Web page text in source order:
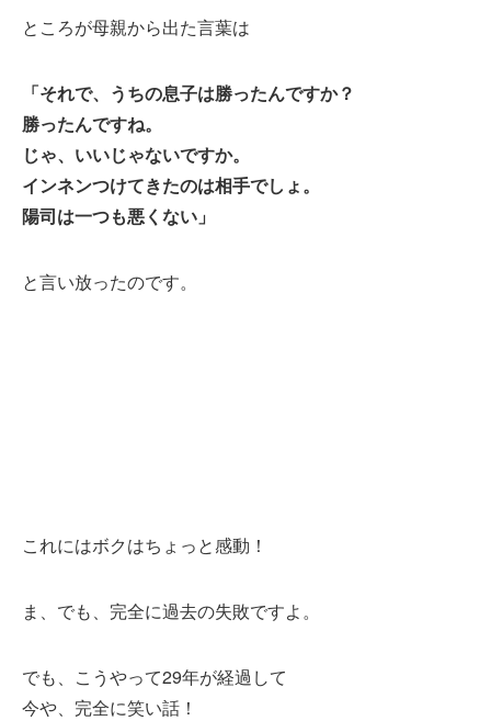
ところが母親から出た言葉は
「それで、うちの息子は勝ったんですか？
勝ったんですね。
じゃ、いいじゃないですか。
インネンつけてきたのは相手でしょ。
陽司は一つも悪くない」
と言い放ったのです。
これにはボクはちょっと感動！
ま、でも、完全に過去の失敗ですよ。
でも、こうやって29年が経過して
今や、完全に笑い話！